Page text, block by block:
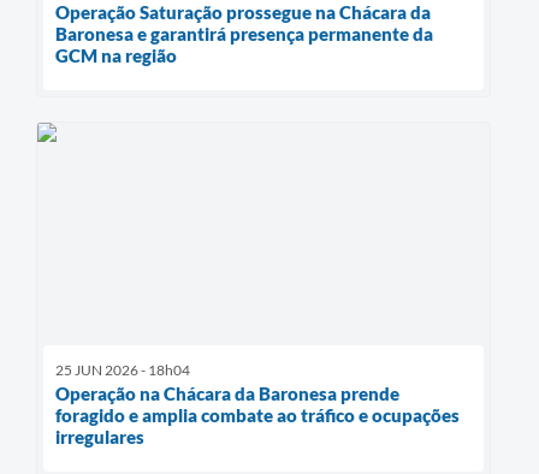
Operação Saturação prossegue na Chácara da
Baronesa e garantirá presença permanente da
GCM na região
25 JUN 2026 - 18h04
Operação na Chácara da Baronesa prende
foragido e amplia combate ao tráfico e ocupações
irregulares